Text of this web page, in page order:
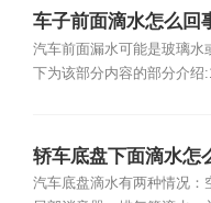
车子前面滴水怎么回
汽车前面漏水可能是玻璃水
下为该部分内容的部分介绍
轿车底盘下面滴水怎
汽车底盘滴水有两种情况：